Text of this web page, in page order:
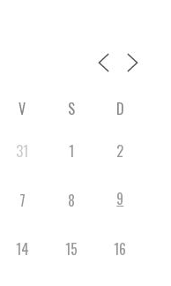
V S
D
31 1 2
7 8 9
14 15 16